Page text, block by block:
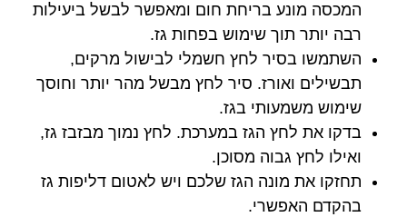
המכסה מונע בריחת חום ומאפשר לבשל ביעילות
רבה יותר תוך שימוש בפחות גז.
השתמשו בסיר לחץ חשמלי לבישול מרקים,
תבשילים ואורז. סיר לחץ מבשל מהר יותר וחוסך
שימוש משמעותי בגז.
בדקו את לחץ הגז במערכת. לחץ נמוך מבזבז גז,
ואילו לחץ גבוה מסוכן.
תחזקו את מונה הגז שלכם ויש לאטום דליפות גז
בהקדם האפשרי.